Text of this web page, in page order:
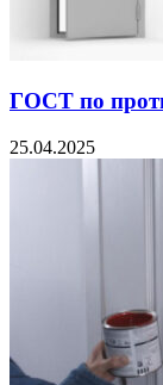
ГОСТ по
25.04.2025